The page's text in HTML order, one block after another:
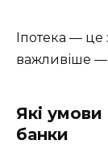
Іпотека — це
важливіше —
Які
банки